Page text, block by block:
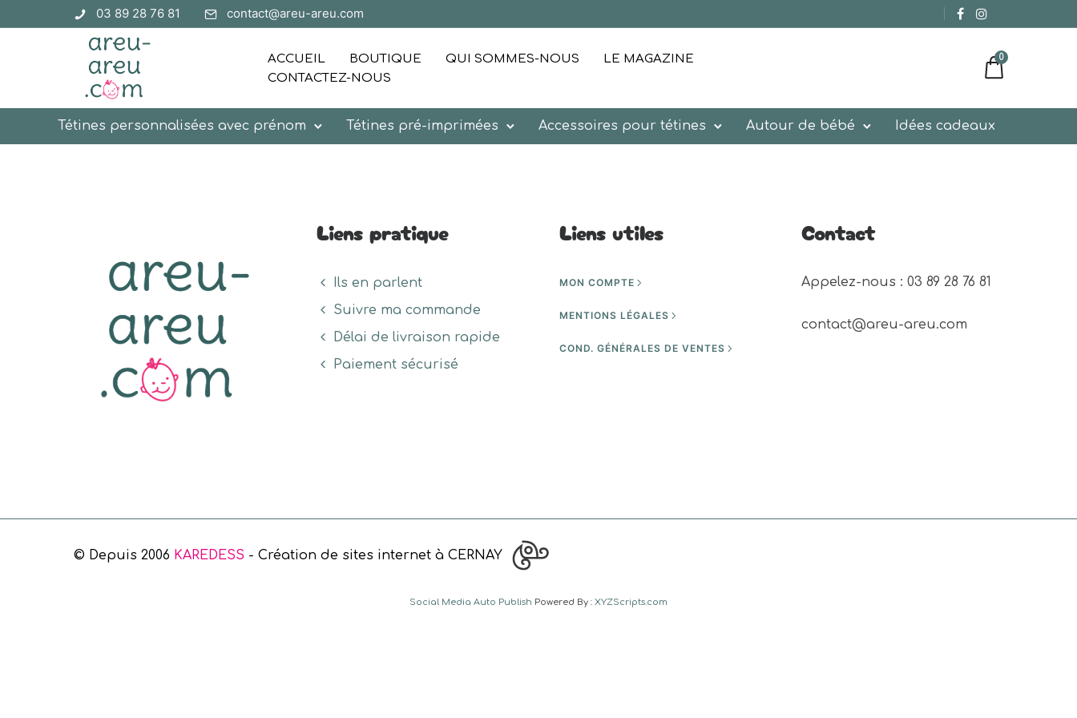
03 89 28 76 81 contact@areu-areu.com
ACCUEIL BOUTIQUE QUI SOMMES-NOUS
LE MAGAZINE
CONTACTEZ-NOUS
0
Tétines personnalisées avec prénom Tétines pré-imprimées Accessoires pour tétines Autour de bébé Idées cadeaux
Liens pratique
Ils en parlent
Suivre ma commande
Délai de livraison rapide
Paiement sécurisé
Liens utiles
MON COMPTE
MENTIONS LÉGALES
COND. GÉNÉRALES DE VENTES
Contact
Appelez-nous : 03 89 28 76 81
contact@areu-areu.com
© Depuis 2006 KAREDESS - Création de sites internet à CERNAY
Social Media Auto Publish Powered By : XYZScripts.com